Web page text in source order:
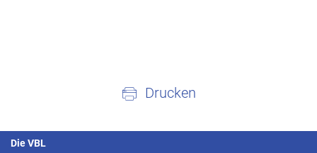
Drucken
Die VBL